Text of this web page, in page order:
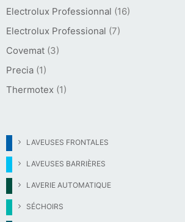
Electrolux Professionnal (16)
Electrolux Professional (7)
Covemat (3)
Precia (1)
Thermotex (1)
LAVEUSES FRONTALES
LAVEUSES BARRIÈRES
LAVERIE AUTOMATIQUE
SÉCHOIRS